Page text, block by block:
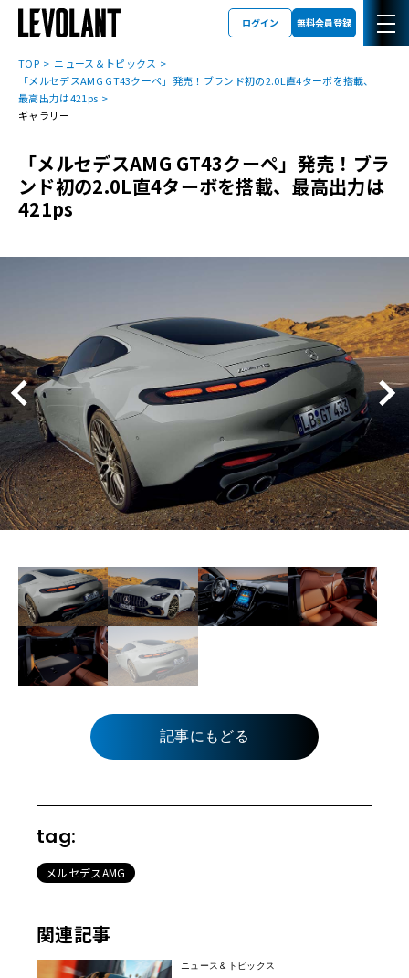
ログイン 無料会員登録
TOP
ニュース＆トピックス
「メルセデスAMG GT43クーペ」発売！ブランド初の2.0L直4ターボを搭載、
最高出力は421ps
ギャラリー
「メルセデスAMG GT43クーペ」発売！ブラ
ンド初の2.0L直4ターボを搭載、最高出力は
421ps
記事にもどる
tag:
メルセデスAMG
関連記事
ニュース＆トピックス